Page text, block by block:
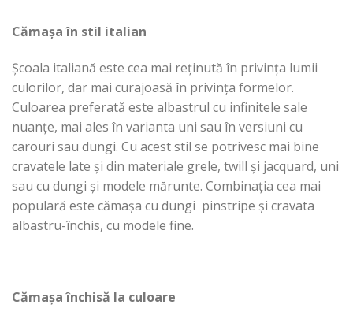
Cămașa în stil italian
Școala italiană este cea mai reținută în privința lumii
culorilor, dar mai curajoasă în privința formelor.
Culoarea preferată este albastrul cu infinitele sale
nuanțe, mai ales în varianta uni sau în versiuni cu
carouri sau dungi. Cu acest stil se potrivesc mai bine
cravatele late și din materiale grele, twill și jacquard, uni
sau cu dungi și modele mărunte. Combinația cea mai
populară este cămașa cu dungi pinstripe și cravata
albastru-închis, cu modele fine.
Cămașa închisă la culoare